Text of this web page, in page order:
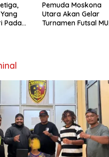
Pada
Pemuda Moskona
Utara Akan Gelar
Turnamen Futsal MU